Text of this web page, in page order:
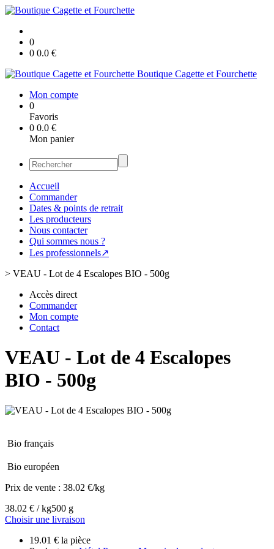
0
0 0.0 €
Boutique Cagette et Fourchette
Mon compte
0
Favoris
0 0.0 €
Mon panier
Accueil
Commander
Dates & points de retrait
Les producteurs
Nous contacter
Qui sommes nous ?
Les professionnels↗
> VEAU - Lot de 4 Escalopes BIO - 500g
Accès direct
Commander
Mon compte
Contact
VEAU - Lot de 4 Escalopes
BIO - 500g
Bio français
Bio européen
Prix de vente : 38.02 €/kg
38.02 € / kg500 g
Choisir une livraison
19.01 € la pièce